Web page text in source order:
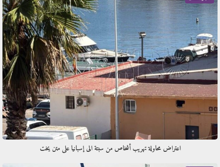
اعتراض محاولة تهريب أشخاص من سبتة الى إسبانيا على متن يخت